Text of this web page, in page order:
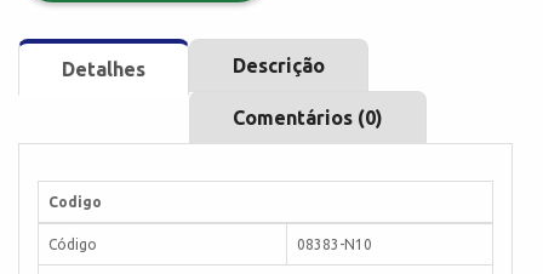
Detalhes Descrição
Comentários (0)
Codigo
Código 08383-N10